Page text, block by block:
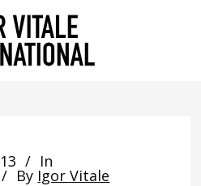
In
By Igor Vitale